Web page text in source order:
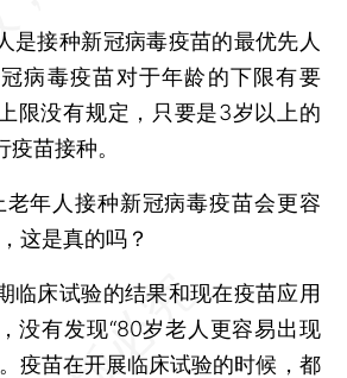
接种新冠病毒疫苗的最优先人
病毒疫苗对于年龄的下限有要
限没有规定，只要是3岁以上的
疫苗接种。
老年人接种新冠病毒疫苗会更容
这是真的吗？
床试验的结果和现在疫苗应用
没有发现“80岁老人更容易出现
疫苗在开展临床试验的时候，都